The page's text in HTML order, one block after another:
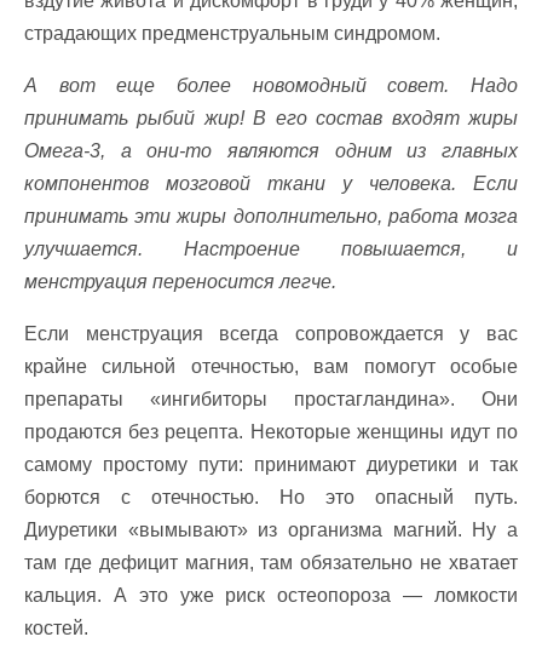
страдающих предменструальным синдромом.
А вот еще более новомодный совет. Надо
принимать рыбий жир! В его состав входят жиры
Омега-3, а они-то являются одним из главных
компонентов мозговой ткани у человека. Если
принимать эти жиры дополнительно, работа мозга
улучшается. Настроение повышается, и
менструация переносится легче.
Если менструация всегда сопровождается у вас
крайне сильной отечностью, вам помогут особые
препараты «ингибиторы простагландина». Они
продаются без рецепта. Некоторые женщины идут по
самому простому пути: принимают диуретики и так
борются с отечностью. Но это опасный путь.
Диуретики «вымывают» из организма магний. Ну а
там где дефицит магния, там обязательно не хватает
кальция. А это уже риск остеопороза — ломкости
костей.